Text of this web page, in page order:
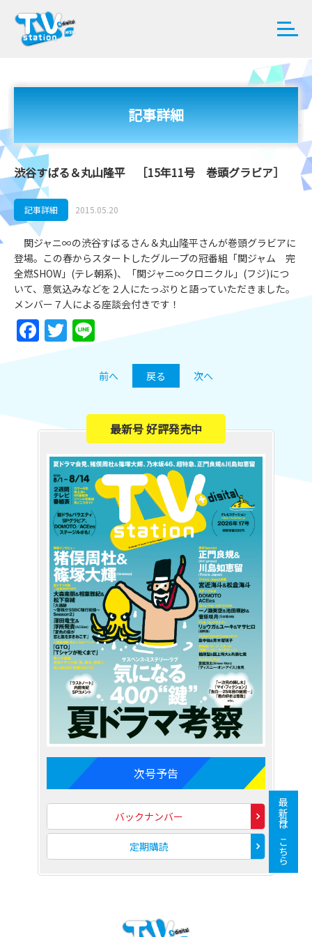
記事詳細
渋谷すばる＆丸山隆平 ［15年11号 巻頭グラビア］
記事詳細 2015.05.20
関ジャニ∞の渋谷すばるさん＆丸山隆平さんが巻頭グラビアに
登場。この春からスタートしたグループの冠番組「関ジャム 完
全燃SHOW」(テレ朝系)、「関ジャニ∞クロニクル」(フジ)につ
いて、意気込みなどを２人にたっぷりと語っていただきました。
メンバー７人による座談会付きです！
Facebook
Twitter
前へ 戻る 次へ
最新号 好評発売中
次号予告
バックナンバー
定期購読 最新号はこちら